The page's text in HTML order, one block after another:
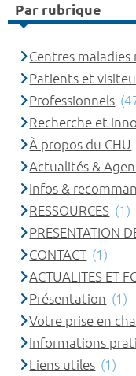
Par rubrique
Centres
Patients et
Professionnels
Recherche et
À propos du CHU
Actualités &
Infos &
RESSOURCES (1)
PRESENTATION
CONTACT (1)
ACTUALITES ET
Présentation (1)
Votre prise en
Informations
Liens utiles (1)